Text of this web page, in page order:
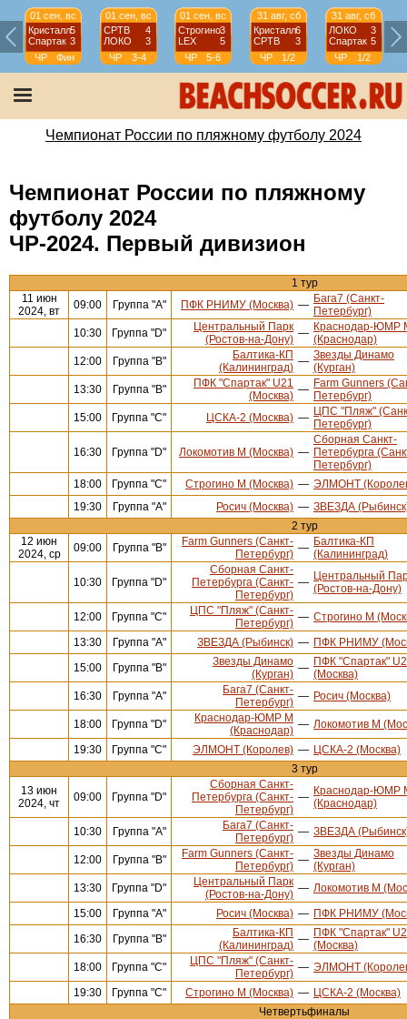
01 сен, вс
Кристалл5
Спартак 3
ЧР
Фин
01 сен, вс
СРТВ
4
ЛОКО
3
ЧР
3-4
01 сен, вс
Строгино3
LEX
5
ЧР
5-6
31 авг, сб
Кристалл6
СРТВ
3
ЧР
1/2
31 авг, сб
ЛОКО
3
Спартак 5
ЧР
1/2
Чемпионат России по пляжному футболу 2024
Чемпионат России по пляжному
футболу 2024
ЧР-2024. Первый дивизион
1 тур
11 июн
2024, вт
09:00 Группа "А" ПФК РНИМУ (Москва) — Бага7 (Санкт-
Петербург)
10:30
Группа "D"
Центральный Парк
(Ростов-на-Дону) — Краснодар-ЮМР
(Краснодар)
12:00
Группа "В"
Балтика-КП
(Калининград) — Звезды Динамо
(Курган)
13:30
Группа "В"
ПФК "Спартак" U21
(Москва) — Farm Gunners
Петербург)
15:00
Группа "С" ЦСКА-2 (Москва) — ЦПС "Пляж"
Петербург)
16:30 Группа "D" Локомотив М (Москва) —
Сборная Санкт-
Петербурга
Петербург)
18:00
Группа "С" Строгино М (Москва) — ЭЛМОНТ
19:30
Группа "А" Росич (Москва) — ЗВЕЗДА
2 тур
12 июн
2024, ср
09:00 Группа "В"
Farm Gunners (Санкт-
Петербург) — Балтика-КП
(Калининград)
10:30 Группа "D"
Сборная Санкт-
Петербурга (Санкт-
Петербург)
— Центральный
(Ростов-на-Дону)
12:00 Группа "С"
ЦПС "Пляж" (Санкт-
Петербург) — Строгино М
13:30
Группа "А" ЗВЕЗДА (Рыбинск) — ПФК РНИМУ
15:00
Группа "В"
Звезды Динамо
(Курган) — ПФК "Спартак"
(Москва)
16:30
Группа "А"
Бага7 (Санкт-
Петербург) — Росич (Москва)
18:00 Группа "D"
Краснодар-ЮМР М
(Краснодар) — Локомотив М
19:30
Группа "С" ЭЛМОНТ (Королев) — ЦСКА-2 (Москва)
3 тур
13 июн
2024, чт
09:00 Группа "D"
Сборная Санкт-
Петербурга (Санкт-
Петербург)
— Краснодар-ЮМР
(Краснодар)
10:30 Группа "А"
Бага7 (Санкт-
Петербург) — ЗВЕЗДА
12:00 Группа "В"
Farm Gunners (Санкт-
Петербург) — Звезды Динамо
(Курган)
13:30
Группа "D"
Центральный Парк
(Ростов-на-Дону) — Локомотив М
15:00
Группа "А" Росич (Москва) — ПФК РНИМУ
16:30
Группа "В"
Балтика-КП
(Калининград) — ПФК "Спартак"
(Москва)
18:00
Группа "С"
ЦПС "Пляж" (Санкт-
Петербург) — ЭЛМОНТ
19:30
Группа "С" Строгино М (Москва) — ЦСКА-2 (Москва)
Четвертьфиналы